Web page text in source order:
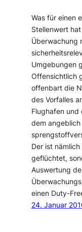
Was für einen
Stellenwert
Überwachung
Umgebungen
Offensichtlich
offenbart die
des Vorfalles
Flughafen und
dem angeblich
Der ist
geflüchtet,
Auswertung
einen Duty-
24. Januar